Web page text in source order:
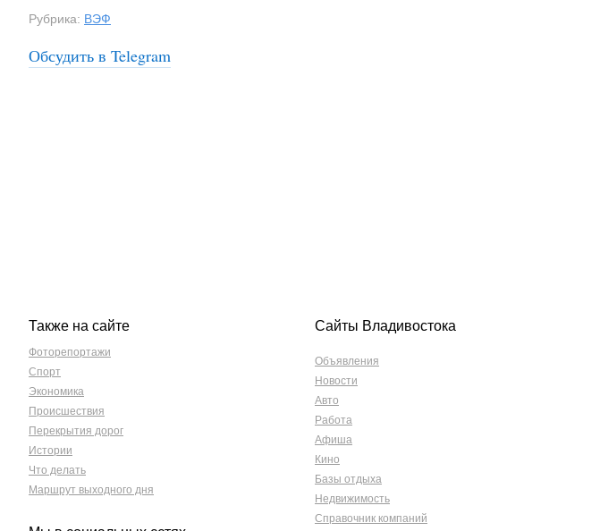
Рубрика: ВЭФ
Обсудить в Telegram
Также на сайте
Фоторепортажи
Спорт
Экономика
Происшествия
Перекрытия дорог
Истории
Что делать
Маршрут выходного дня
Сайты Владивостока
Объявления
Новости
Авто
Работа
Афиша
Кино
Базы отдыха
Недвижимость
Справочник компаний